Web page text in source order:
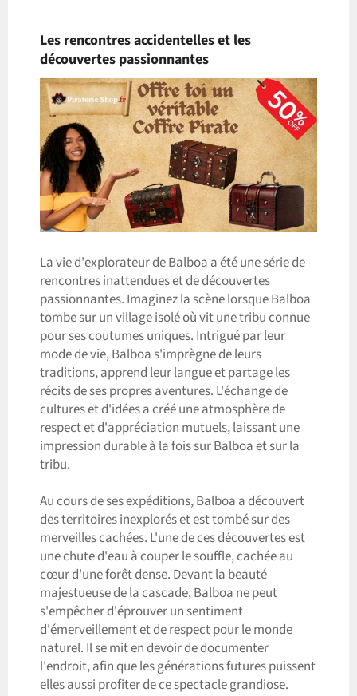
Les rencontres accidentelles et les
découvertes passionnantes
La vie d'explorateur de Balboa a été une série de
rencontres inattendues et de découvertes
passionnantes. Imaginez la scène lorsque Balboa
tombe sur un village isolé où vit une tribu connue
pour ses coutumes uniques. Intrigué par leur
mode de vie, Balboa s'imprègne de leurs
traditions, apprend leur langue et partage les
récits de ses propres aventures. L'échange de
cultures et d'idées a créé une atmosphère de
respect et d'appréciation mutuels, laissant une
impression durable à la fois sur Balboa et sur la
tribu.
Au cours de ses expéditions, Balboa a découvert
des territoires inexplorés et est tombé sur des
merveilles cachées. L'une de ces découvertes est
une chute d'eau à couper le souffle, cachée au
cœur d'une forêt dense. Devant la beauté
majestueuse de la cascade, Balboa ne peut
s'empêcher d'éprouver un sentiment
d'émerveillement et de respect pour le monde
naturel. Il se mit en devoir de documenter
l'endroit, afin que les générations futures puissent
elles aussi profiter de ce spectacle grandiose.